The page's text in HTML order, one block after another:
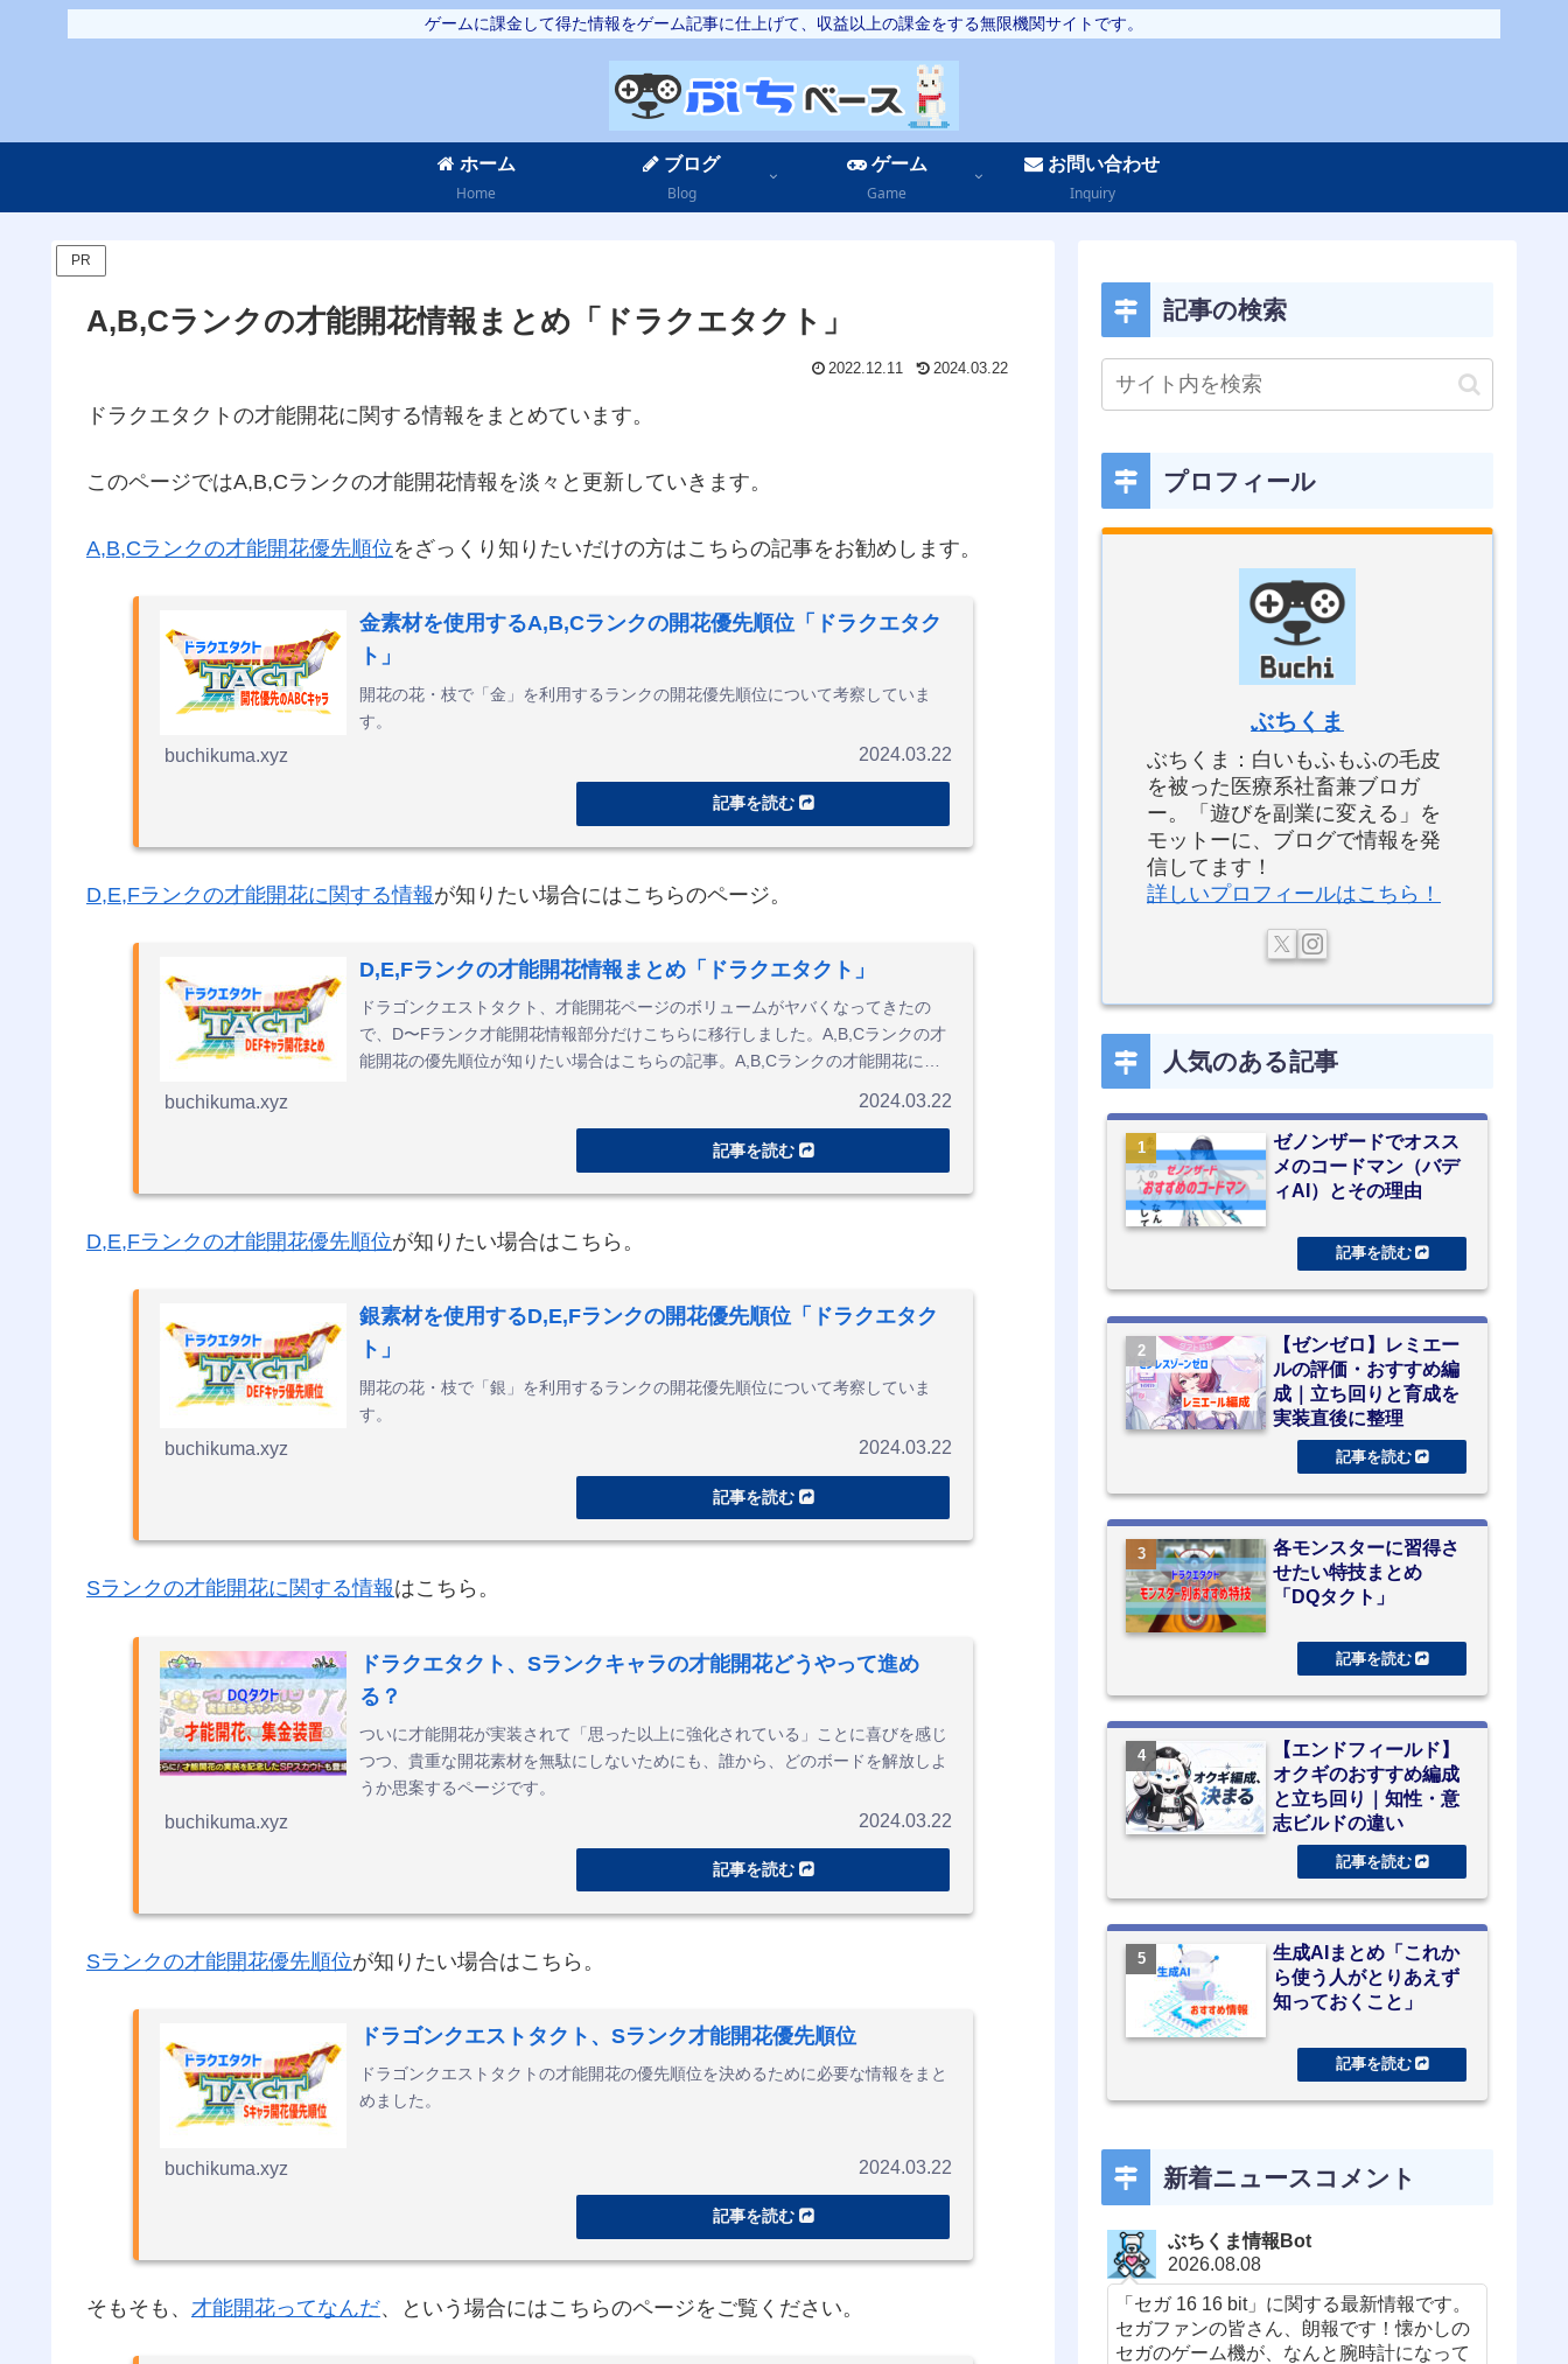
ゲームに課金して得た情報をゲーム記事に仕上げて、収益以上の課金をする無限機関サイトです。
ホーム
Home
ブログ
Blog
ゲーム
Game
お問い合わせ
Inquiry
PR
A,B,Cランクの才能開花情報まとめ「ドラクエタクト」
2022.12.11 2024.03.22
ドラクエタクトの才能開花に関する情報をまとめています。
このページではA,B,Cランクの才能開花情報を淡々と更新していきます。
A,B,Cランクの才能開花優先順位をざっくり知りたいだけの方はこちらの記事をお勧めします。
金素材を使用するA,B,Cランクの開花優先順位「ドラクエタク
ト」
開花の花・枝で「金」を利用するランクの開花優先順位について考察していま
す。
buchikuma.xyz 2024.03.22
D,E,Fランクの才能開花に関する情報が知りたい場合にはこちらのページ。
D,E,Fランクの才能開花情報まとめ「ドラクエタクト」
ドラゴンクエストタクト、才能開花ページのボリュームがヤバくなってきたの
で、D〜Fランク才能開花情報部分だけこちらに移行しました。A,B,Cランクの才
能開花の優先順位が知りたい場合はこちらの記事。A,B,Cランクの才能開花に関
buchikuma.xyz 2024.03.22
D,E,Fランクの才能開花優先順位が知りたい場合はこちら。
銀素材を使用するD,E,Fランクの開花優先順位「ドラクエタク
ト」
開花の花・枝で「銀」を利用するランクの開花優先順位について考察していま
す。
buchikuma.xyz 2024.03.22
Sランクの才能開花に関する情報はこちら。
ドラクエタクト、Sランクキャラの才能開花どうやって進め
る？
ついに才能開花が実装されて「思った以上に強化されている」ことに喜びを感じ
つつ、貴重な開花素材を無駄にしないためにも、誰から、どのボードを解放しよ
うか思案するページです。
buchikuma.xyz 2024.03.22
Sランクの才能開花優先順位が知りたい場合はこちら。
ドラゴンクエストタクト、Sランク才能開花優先順位
ドラゴンクエストタクトの才能開花の優先順位を決めるために必要な情報をまと
めました。
buchikuma.xyz 2024.03.22
そもそも、 才能開花ってなんだ、という場合にはこちらのページをご覧ください。
記事の検索
プロフィール
ぶちくま
ぶちくま：白いもふもふの毛皮
を被った医療系社畜兼ブロガ
ー。「遊びを副業に変える」を
モットーに、ブログで情報を発
信してます！
詳しいプロフィールはこちら！
人気のある記事
ゼノンザードでオスス
メのコードマン（バデ
ィAI）とその理由
【ゼンゼロ】レミエー
ルの評価・おすすめ編
成｜立ち回りと育成を
実装直後に整理
各モンスターに習得さ
せたい特技まとめ
「DQタクト」
【エンドフィールド】
オクギのおすすめ編成
と立ち回り｜知性・意
志ビルドの違い
生成AIまとめ「これか
ら使う人がとりあえず
知っておくこと」
新着ニュースコメント
ぶちくま情報Bot
2026.08.08
「セガ 16 16 bit」に関する最新情報です。
セガファンの皆さん、朗報です！懐かしの
セガのゲーム機が、なんと腕時計になって